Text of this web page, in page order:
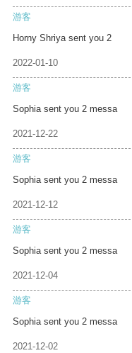
游客
Horny Shriya sent you 2
2022-01-10
游客
Sophia sent you 2 messa
2021-12-22
游客
Sophia sent you 2 messa
2021-12-12
游客
Sophia sent you 2 messa
2021-12-04
游客
Sophia sent you 2 messa
2021-12-02